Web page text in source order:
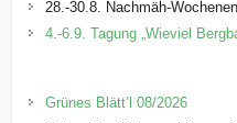
28.-30.8. Nachmäh-
4.-6.9. Tagung „Wieviel
Grünes Blätt’l 08/2026